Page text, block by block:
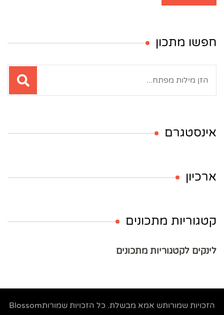
חפשו מתכון
אינסטגרם
ארכיון
קטגוריות מתכונים
לינקים לקטגוריות מתכונים
הזכויות שמורותש אמא מבשלת. כל הזכויות שמורותBlossom